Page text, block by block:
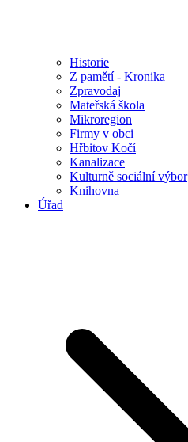
Historie
Z pamětí - Kronika
Zpravodaj
Mateřská škola
Mikroregion
Firmy v obci
Hřbitov Kočí
Kanalizace
Kulturně sociální výbor
Knihovna
Úřad